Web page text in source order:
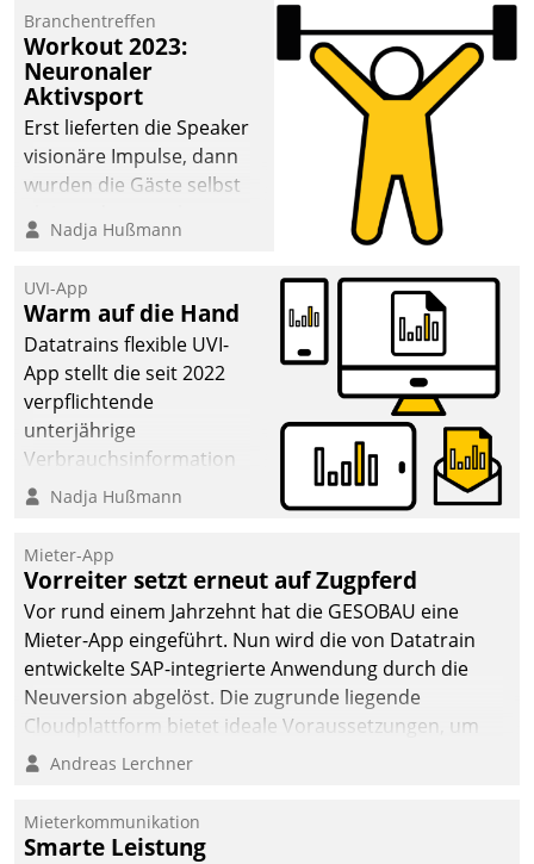
Branchentreffen
Workout 2023:
Neuronaler
Aktivsport
Erst lieferten die Speaker
visionäre Impulse, dann
wurden die Gäste selbst
methodisch
Quartier. Dazwischen
zeigte Datatrain, was es
Neues zu bieten hat.
Nadja Hußmann
UVI-App
Warm auf die Hand
Datatrains flexible UVI-
App stellt die seit 2022
verpflichtende
unterjährige
Verbrauchsinformation
schnell, zuverlässig und
Die monatlichen
Mitteilungen zum
Heizungs- und
Wasserverbrauch gehen
automatisiert, vollständig
und auf Wunsch über
mehrere zuvor
Kommunikationswege bei
Nadja Hußmann
Mieter-App
Vorreiter setzt erneut auf Zugpferd
Vor rund einem Jahrzehnt hat die GESOBAU eine
Mieter-App eingeführt. Nun wird die von Datatrain
entwickelte SAP-integrierte Anwendung durch die
Neuversion abgelöst. Die zugrunde liegende
Cloudplattform bietet ideale Voraussetzungen, um
die Funktionalität der App zu erweitern und weitere
integrieren.
Andreas Lerchner
Mieterkommunikation
Smarte Leistung